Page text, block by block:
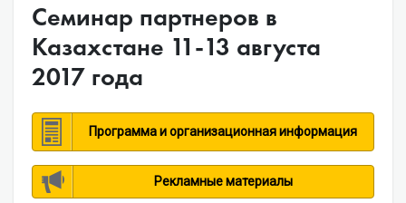
Семинар партнеров в
Казахстане 11-13 августа
2017 года
Программа и организационная информация
Рекламные материалы